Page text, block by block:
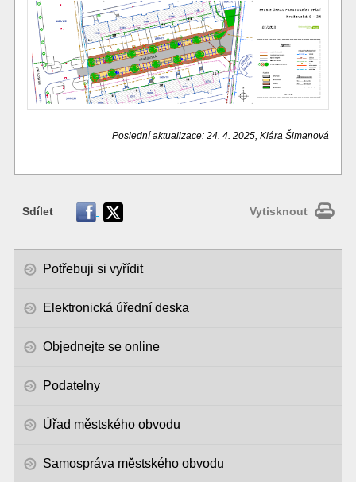
Poslední aktualizace: 24. 4. 2025, Klára Šimanová
Sdílet Vytisknout
Potřebuji si vyřídit
Elektronická úřední deska
Objednejte se online
Podatelny
Úřad městského obvodu
Samospráva městského obvodu